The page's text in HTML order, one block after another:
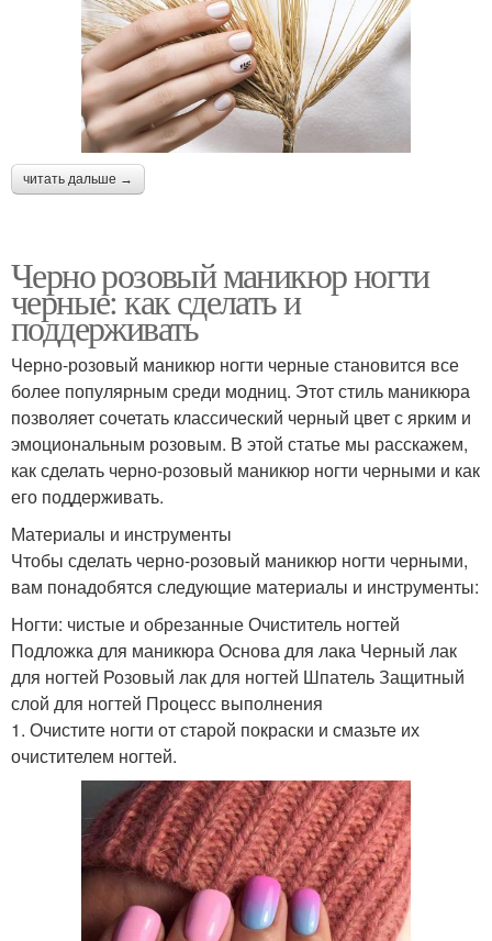
читать дальше →
Черно розовый маникюр ногти
черные: как сделать и
поддерживать
Черно-розовый маникюр ногти черные становится все
более популярным среди модниц. Этот стиль маникюра
позволяет сочетать классический черный цвет с ярким и
эмоциональным розовым. В этой статье мы расскажем,
как сделать черно-розовый маникюр ногти черными и как
его поддерживать.
Материалы и инструменты
Чтобы сделать черно-розовый маникюр ногти черными,
вам понадобятся следующие материалы и инструменты:
Ногти: чистые и обрезанные Очиститель ногтей
Подложка для маникюра Основа для лака Черный лак
для ногтей Розовый лак для ногтей Шпатель Защитный
слой для ногтей Процесс выполнения
1. Очистите ногти от старой покраски и смазьте их
очистителем ногтей.